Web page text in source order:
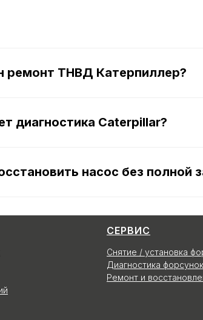
ремонт ТНВД Катерпиллер?
диагностика Caterpillar?
насос без полной
СЕРВИС
Снятие / установка
Диагностика
Ремонт и